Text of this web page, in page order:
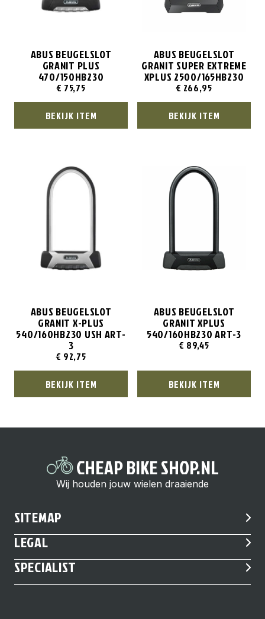
ABUS BEUGELSLOT
GRANIT PLUS
470/150HB230
€ 75,75
BEKIJK ITEM
ABUS BEUGELSLOT
GRANIT SUPER EXTREME
XPLUS 2500/165HB230
€ 266,95
BEKIJK ITEM
ABUS BEUGELSLOT
GRANIT X-PLUS
540/160HB230 USH ART-
3
€ 92,75
BEKIJK ITEM
ABUS BEUGELSLOT
GRANIT XPLUS
540/160HB230 ART-3
€ 89,45
BEKIJK ITEM
CHEAP BIKE SHOP.NL
Wij houden jouw wielen draaiende
SITEMAP
LEGAL
SPECIALIST